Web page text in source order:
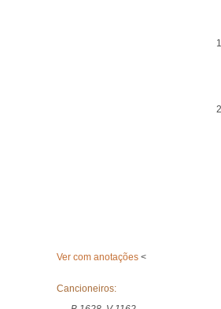
Ver com anotações <
Cancioneiros: